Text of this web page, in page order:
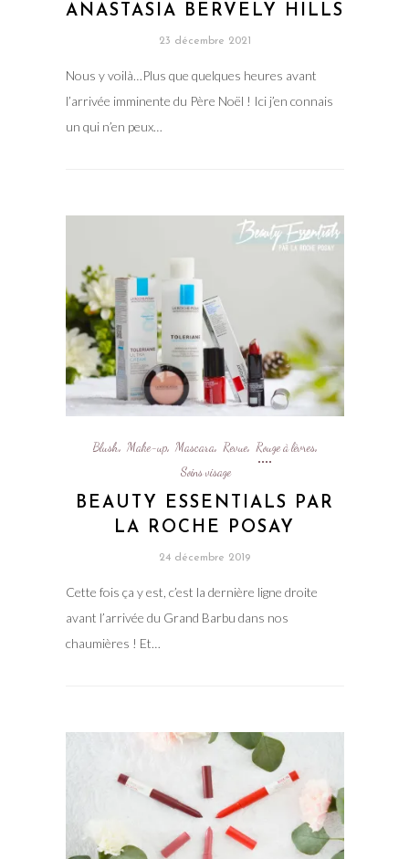
ANASTASIA BERVELY HILLS
23 décembre 2021
Nous y voilà…Plus que quelques heures avant
l’arrivée imminente du Père Noël ! Ici j’en connais
un qui n’en peux…
Blush, Make-up, Mascara, Revue, Rouge à lèvres,
Soins visage
BEAUTY ESSENTIALS PAR
LA ROCHE POSAY
24 décembre 2019
Cette fois ça y est, c’est la dernière ligne droite
avant l’arrivée du Grand Barbu dans nos
chaumières ! Et…